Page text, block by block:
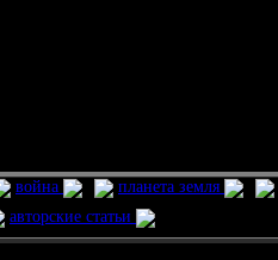
война планета земля
авторские статьи